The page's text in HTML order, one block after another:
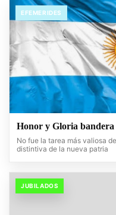
EFEMERIDES
Honor y Gloria
No fue la tarea más valiosa
distintiva de la nueva patria
JUBILADOS